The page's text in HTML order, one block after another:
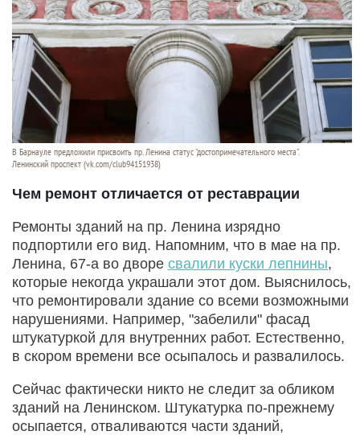
В Барнауле предложили присвоить пр. Ленина статус "достопримечательного места".
Ленинский проспект (vk.com/club94151938)
Чем ремонт отличается от реставрации
Ремонты зданий на пр. Ленина изрядно
подпортили его вид. Напомним, что в мае на пр.
Ленина, 67-а во дворе свалили куски лепнины,
которые некогда украшали этот дом. Выяснилось,
что ремонтировали здание со всеми возможными
нарушениями. Например, "забелили" фасад
штукатуркой для внутренних работ. Естественно,
в скором времени все осыпалось и развалилось.
Сейчас фактически никто не следит за обликом
зданий на Ленинском. Штукатурка по-прежнему
осыпается, отваливаются части зданий,